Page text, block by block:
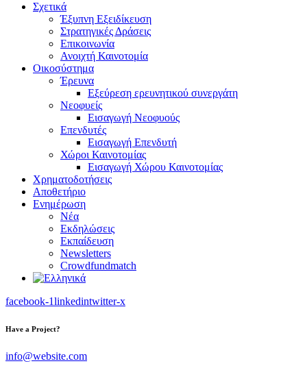
Σχετικά
Έξυπνη Εξειδίκευση
Στρατηγικές Δράσεις
Επικοινωνία
Ανοιχτή Καινοτομία
Οικοσύστημα
Έρευνα
Εξεύρεση ερευνητικού συνεργάτη
Νεοφυείς
Εισαγωγή Νεοφυούς
Επενδυτές
Εισαγωγή Επενδυτή
Χώροι Καινοτομίας
Εισαγωγή Χώρου Καινοτομίας
Χρηματοδοτήσεις
Αποθετήριο
Ενημέρωση
Νέα
Εκδηλώσεις
Εκπαίδευση
Newsletters
Crowdfundmatch
facebook-1linkedintwitter-x
Have a Project?
info@website.com